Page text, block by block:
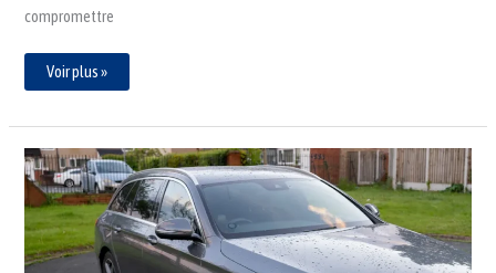
compromettre
Voir plus »
Voyant
SRS
Mercedes
:
Comment
faire
pour
l’éteindre